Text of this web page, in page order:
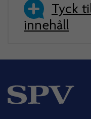
Tyck
innehåll